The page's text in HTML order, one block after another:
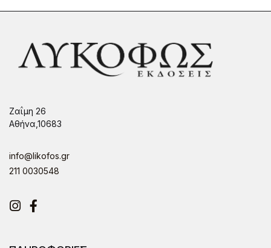
Ζαΐμη 26
Αθήνα,10683
info@likofos.gr
211 0030548
Instagram
Facebook